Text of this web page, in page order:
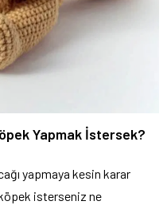
Yapmak İstersek?
yapmaya kesin karar
isterseniz ne